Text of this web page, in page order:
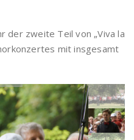
der zweite Teil von „Viva la
mit insgesamt